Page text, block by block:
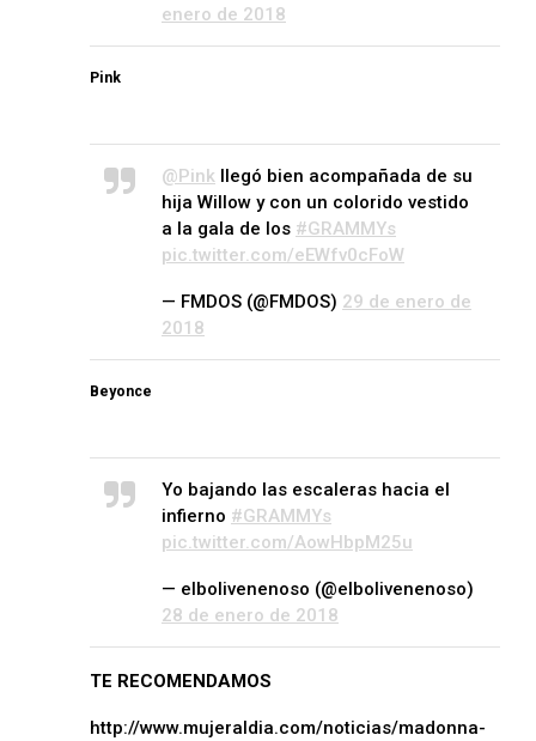
enero de 2018
Pink
@Pink llegó bien acompañada de su
hija Willow y con un colorido vestido
a la gala de los #GRAMMYs
pic.twitter.com/eEWfv0cFoW
— FMDOS (@FMDOS) 29 de enero de
2018
Beyonce
Yo bajando las escaleras hacia el
infierno #GRAMMYs
pic.twitter.com/AowHbpM25u
— elbolivenenoso (@elbolivenenoso)
28 de enero de 2018
TE RECOMENDAMOS
http://www.mujeraldia.com/noticias/madonna-